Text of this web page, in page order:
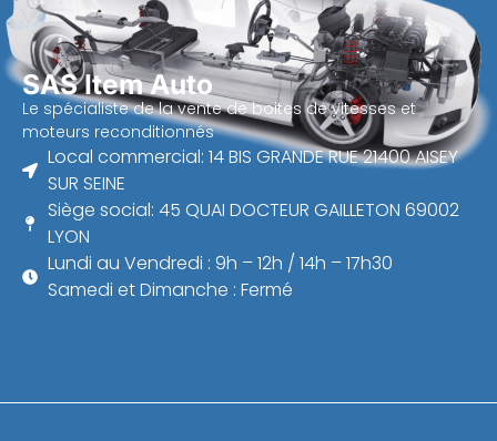
SAS Item Auto
Le spécialiste de la vente de boites de vitesses et
moteurs reconditionnés
Local commercial: 14 BIS GRANDE RUE 21400 AISEY
SUR SEINE
Siège social: 45 QUAI DOCTEUR GAILLETON 69002
LYON
Lundi au Vendredi : 9h – 12h / 14h – 17h30
Samedi et Dimanche : Fermé